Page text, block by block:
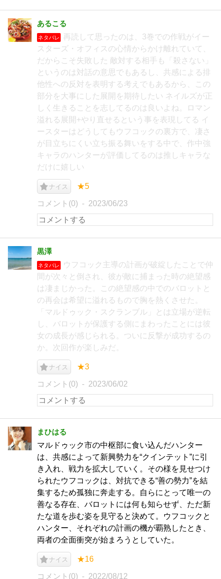
あるこる
ネタバレ
再読して思ったのは、3巻での作戦がイー
スターズ・オフィスの心情からかけ離れていて、
だからこそ失敗した 敵対する相手も「殺さない」
というのは対話の意思でもあるし、共感による排
他性への反対を表明する考えでもあるから、この
部分を大事にした展開を期待したい ネイルズが正
しく生きることを志してるのは良いよね。ロマン
溢れる展開+やり直せるという事を表現してる イ
ースターはどうしてもウフコックの裏方で、凄さ
が目立ちにくい立ち振る舞いをする中で、作中強
キャラのハンターが評価してるのは推しキャラな
だけに嬉しい
ナイス ★5
コメント(0) 2023/06/23
黒澤
ネタバレ
ウフコック主導の計画が破綻したことで仲
間が次々と倒され、彼が敵に捕まった時の絶望感
は凄まじかった。この絶望感の中でのバロットと
の再会は希望に溢れるもので胸を熱くさせた。
「マルドゥック・スクランブル」とは立場が逆転
し、バロットが保護する側にまわったことには彼
女の成長が感じられる。ついに反撃が成功するの
か。次回作が楽しみだ。
ナイス ★3
コメント(0) 2023/06/02
まひはる
マルドゥック市の中枢部に食い込んだハンター
は、共感によって新興勢力を“クインテット”に引
き入れ、戦力を拡大していく。その様を見せつけ
られたウフコックは、対抗できる“善の勢力”を結
集するため孤独に奔走する。自らにとって唯一の
善なる存在、バロットには何も知らせず、ただ新
たな道を歩む姿を見守ると決めて。ウフコックと
ハンター、それぞれの計画の機が覇熟したとき、
両者の全面衝突が始まろうとしていた。
ナイス ★16
コメント(0) 2022/08/12